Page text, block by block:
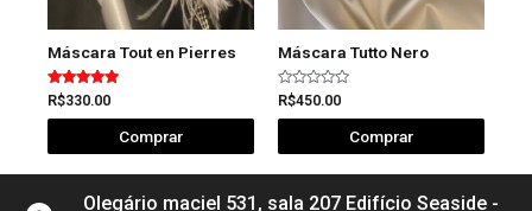
Máscara Tout en Pierres
Avaliação
5.00
de 5
R$330.00
Comprar
Máscara Tutto Nero
Avaliação
0
de
R$450.00
Comprar
Olegário maciel 531, sala 207 Edifício Seaside -